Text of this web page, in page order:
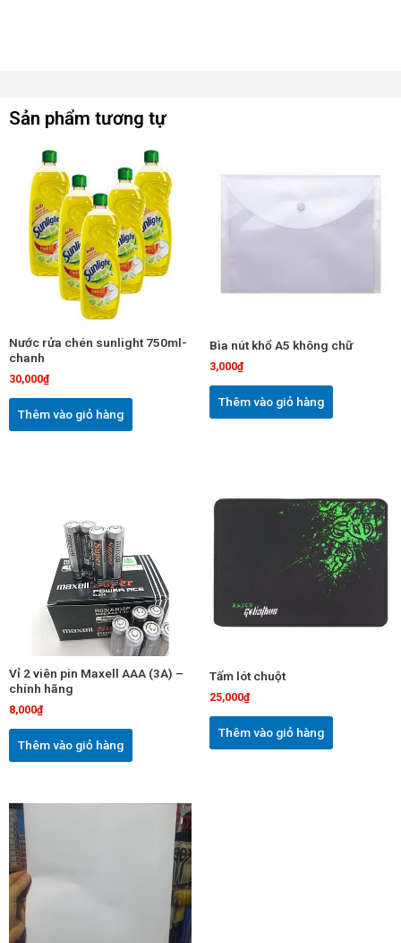
Sản phẩm tương tự
Nước rửa chén sunlight 750ml-
chanh
30,000₫
Thêm vào giỏ hàng
Bìa nút khổ A5 không chữ
3,000₫
Thêm vào giỏ hàng
Vỉ 2 viên pin Maxell AAA (3A) –
chính hãng
8,000₫
Thêm vào giỏ hàng
Tấm lót chuột
25,000₫
Thêm vào giỏ hàng